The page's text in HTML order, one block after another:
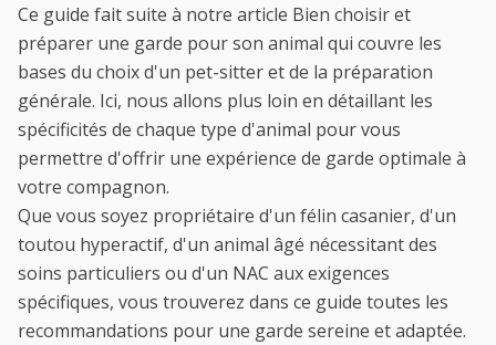
Ce guide fait suite à notre article Bien choisir et
préparer une garde pour son animal qui couvre les
bases du choix d'un pet-sitteret de la préparation
générale. Ici, nous allons plus loin en détaillant les
spécificités de chaque type d'animal pour vous
permettre d'offrir une expérience de garde optimale à
votre compagnon.
Que vous soyez propriétaire d'un félin casanier, d'un
toutou hyperactif, d'un animal âgé nécessitant des
soins particuliers ou d'un NAC aux exigences
spécifiques, vous trouverez dans ce guide toutes les
recommandations pour une garde sereine et adaptée.